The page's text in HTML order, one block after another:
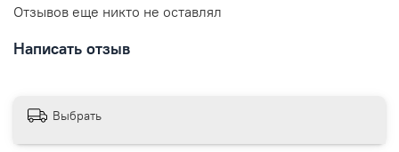
Отзывов еще никто не оставлял
Написать отзыв
Выбрать